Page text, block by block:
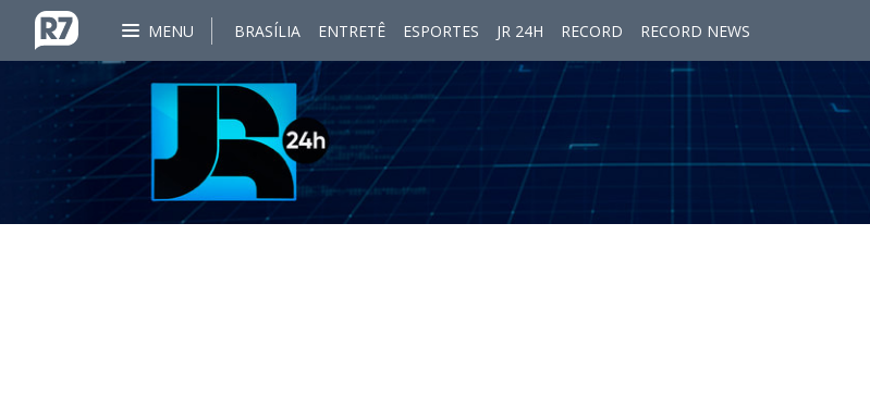
MENU BRASÍLIA ENTRETÊ ESPORTES JR 24H RECORD RECORD NEWS